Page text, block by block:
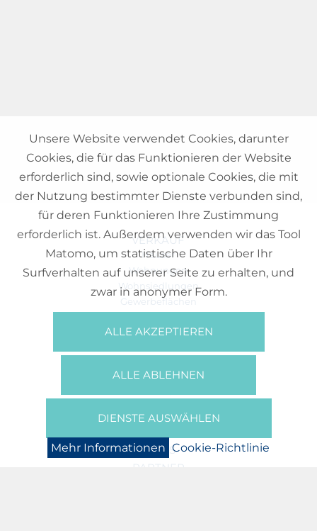
VERKAUF
Häuser
Wohnungen
Wohnsiedlungen
Gewerbeflächen
Wer Sind Wir?
NEWS
PARTNER
Unsere Website verwendet Cookies, darunter
Cookies, die für das Funktionieren der Website
erforderlich sind, sowie optionale Cookies, die mit
der Nutzung bestimmter Dienste verbunden sind,
für deren Funktionieren Ihre Zustimmung
erforderlich ist. Außerdem verwenden wir das Tool
Matomo, um statistische Daten über Ihr
Surfverhalten auf unserer Seite zu erhalten, und
zwar in anonymer Form.
ALLE AKZEPTIEREN
ALLE ABLEHNEN
DIENSTE AUSWÄHLEN
Mehr Informationen Cookie-Richtlinie